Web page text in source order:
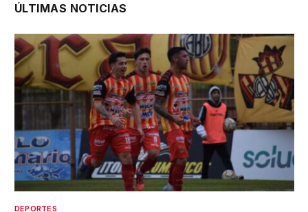
ÚLTIMAS NOTICIAS
DEPORTES